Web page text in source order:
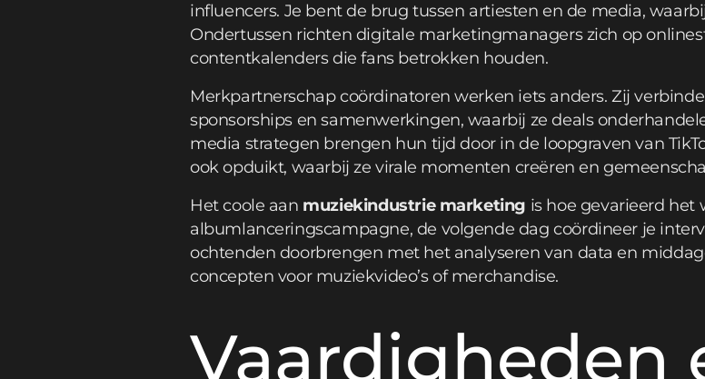
influencers. Je bent de brug tussen artiesten en de media,
Ondertussen richten digitale marketingmanagers zich op
contentkalenders die fans betrokken houden.
Merkpartnerschap coördinatoren werken iets anders. Zij
sponsorships en samenwerkingen, waarbij ze deals
media strategen brengen hun tijd door in de loopgraven van
ook opduikt, waarbij ze virale momenten creëren en
Het coole aan muziekindustrie marketing is hoe gevarieerd het
albumlanceringscampagne, de volgende dag coördineer je
ochtenden doorbrengen met het analyseren van data en
concepten voor muziekvideo’s of merchandise.
Vaardigheden